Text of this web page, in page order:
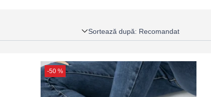
Sortează după: Recomandat
-50 %